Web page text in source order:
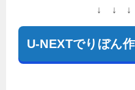
↓ ↓
U-NEXTでりぼん